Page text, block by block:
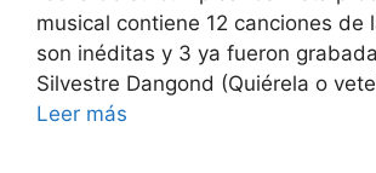
musical contiene 12 canciones de
son inéditas y 3 ya fueron
Silvestre Dangond (Quiérela o
Leer más